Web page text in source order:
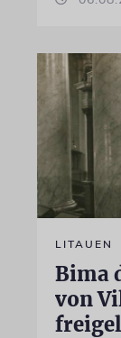
LITAUEN
Bima
von